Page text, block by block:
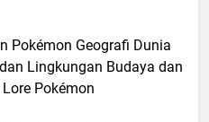
Pokémon Geografi Dunia
Lingkungan Budaya dan
Pokémon